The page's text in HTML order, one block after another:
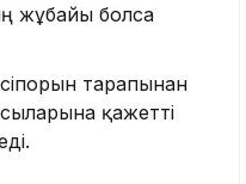
жұбайы болса
тарапынан
қажетті